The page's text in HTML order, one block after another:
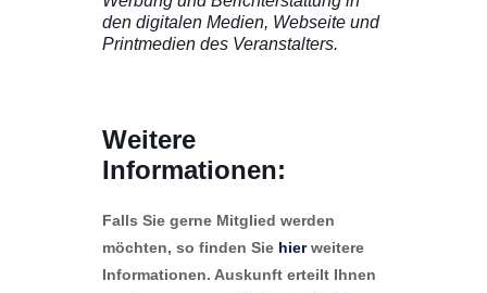
den digitalen Medien, Webseite und
Printmedien des Veranstalters.
Weitere
Informationen:
Falls Sie gerne Mitglied werden
möchten, so finden Sie hierweitere
Informationen. Auskunft erteilt Ihnen